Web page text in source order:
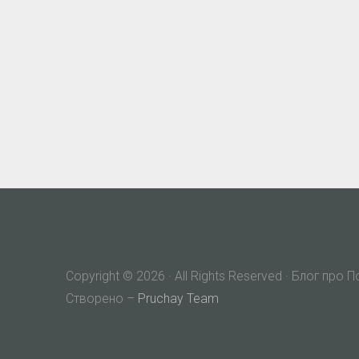
Copyright © 2026 · All Rights Reserved · Блог про
Створено – Pruchay Team